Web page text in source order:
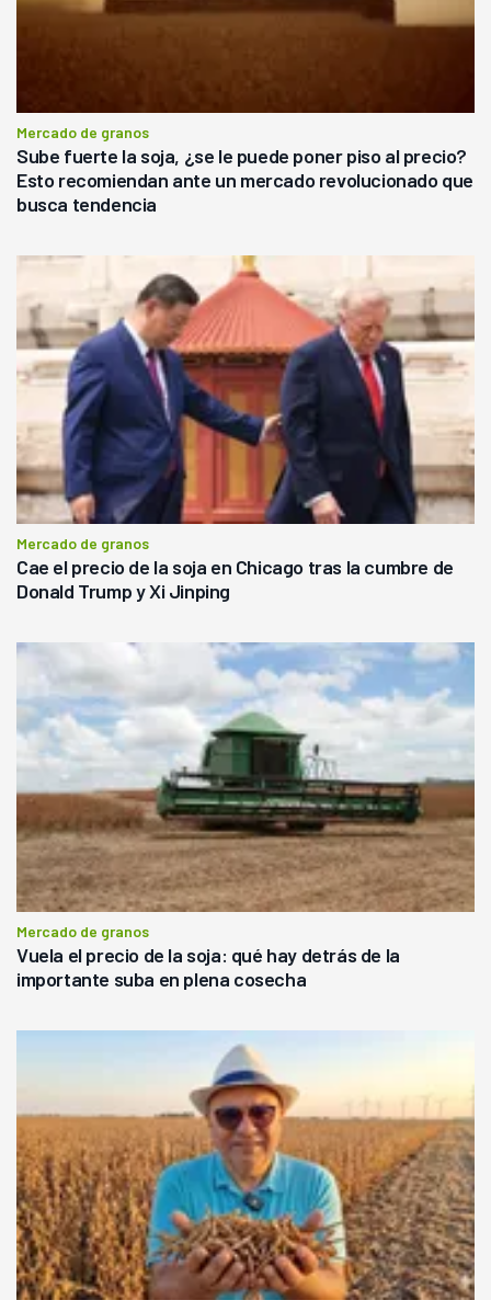
Mercado de granos
Sube fuerte la soja, ¿se le puede poner piso al precio?
Esto recomiendan ante un mercado revolucionado que
busca tendencia
Mercado de granos
Cae el precio de la soja en Chicago tras la cumbre de
Donald Trump y Xi Jinping
Mercado de granos
Vuela el precio de la soja: qué hay detrás de la
importante suba en plena cosecha